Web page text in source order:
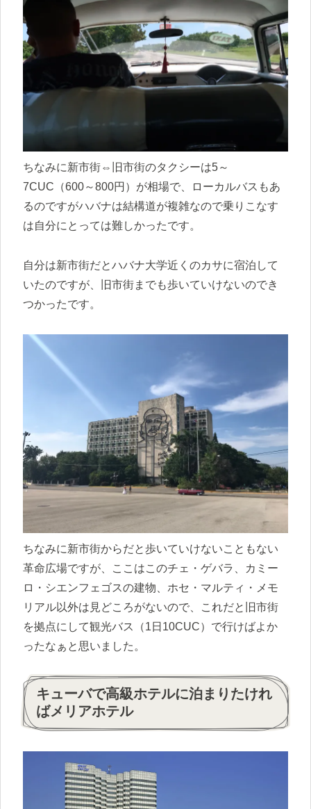
ちなみに新市街⇔旧市街のタクシーは5～
7CUC（600～800円）が相場で、ローカルバスもあ
るのですがハバナは結構道が複雑なので乗りこなす
は自分にとっては難しかったです。
自分は新市街だとハバナ大学近くのカサに宿泊して
いたのですが、旧市街までも歩いていけないのでき
つかったです。
ちなみに新市街からだと歩いていけないこともない
革命広場ですが、ここはこのチェ・ゲバラ、カミー
ロ・シエンフェゴスの建物、ホセ・マルティ・メモ
リアル以外は見どころがないので、これだと旧市街
を拠点にして観光バス（1日10CUC）で行けばよか
ったなぁと思いました。
キューバで高級ホテルに泊まりたけれ
ばメリアホテル